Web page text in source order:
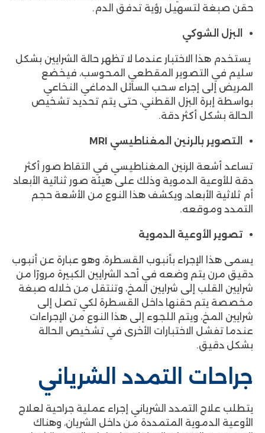
حقن صبغة لتسهيل رؤية تدفق الدم.
البزل الشوكي
يستخدم هذا الاختبار عندما لا تظهر حالة الشرايين بشكل
سليم في التصوير المقطعي المحوسب، فيخضع
المريض إلى إجراء سحب السائل الدماغي النخاعي
بواسطة إبرة البزل القطني، حتى يتم تحديد تشخيص
الحالة بشكل أكثر دقة.
التصوير بالرنين المغناطيسي MRI
تساعد أشعة الرنين المغناطيسي في التقاط صور أكثر
دقة للأوعية الدموية وذلك على هيئة صور ثنائية الأبعاد
أم ثلاثية الأبعاد، ويكشف هذا النوع من الأشعة حجم
التمدد وموقعه.
تصوير الأوعية الدموية
يسمى هذا الإجراء بأنبوب القسطرة، وهو عبارة عن أنبوب
دقيق مرن يتم وضعه في أحد الشرايين الكبيرة مرورًا من
شرايين القلب إلى شرايين المخ، وتنتقل من خلاله صبغة
مخصصة يتم حقنها داخل القسطرة لكي تصل إلى
شرايين المخ، ويتم اللجوء إلى هذا النوع من الإجراءات
عندما تفشل الاختبارات الأخرى في تشخيص الحالة
بشكل دقيق.
جراحات التمدد الشرياني
يتطلب علاج التمدد الشرياني إجراء عملية جراحية لعلاج
الأوعية الدموية المتمددة من داخل الشريان، وهناك